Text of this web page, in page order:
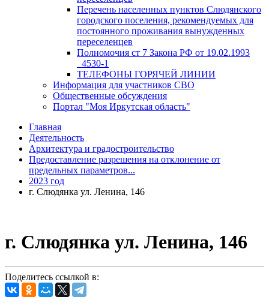
Перечень населенных пунктов Слюдянского
городского поселения, рекомендуемых для
постоянного проживания вынужденных
переселенцев
Полномочия ст 7 Закона РФ от 19.02.1993
_4530-1
ТЕЛЕФОНЫ ГОРЯЧЕЙ ЛИНИИ
Информация для участников СВО
Общественные обсуждения
Портал "Моя Иркутская область"
Главная
Деятельность
Архитектура и градостроительство
Предоставление разрешения на отклонение от
предельных параметров...
2023 год
г. Слюдянка ул. Ленина, 146
г. Слюдянка ул. Ленина, 146
Поделитесь ссылкой в: